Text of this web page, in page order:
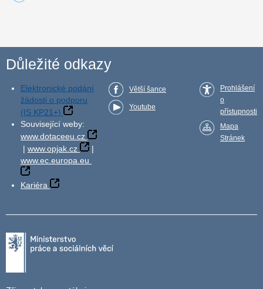
Důležité odkazy
Elektronické podání
žádosti o podporu
(IS KP21+)
Související weby:
www.dotaceeu.cz
| www.opjak.cz
|
www.ec.europa.eu
Kariéra
Větší šance
Youtube
Prohlášení
o
přístupnosti
Mapa
Stránek